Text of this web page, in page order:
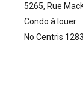
5265, Rue
Condo à louer
No Centris